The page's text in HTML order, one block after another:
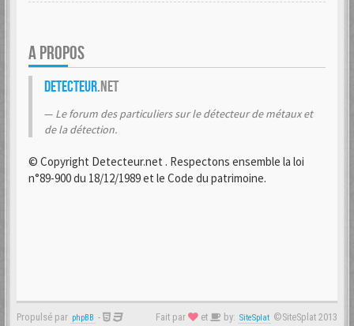
A PROPOS
Detecteur.net
Le forum des particuliers sur le détecteur de métaux et
de la détection.
© Copyright Detecteur.net . Respectons ensemble la loi
n°89-900 du 18/12/1989 et le Code du patrimoine.
Propulsé par phpBB - Fait par et by: SiteSplat ©SiteSplat 2013